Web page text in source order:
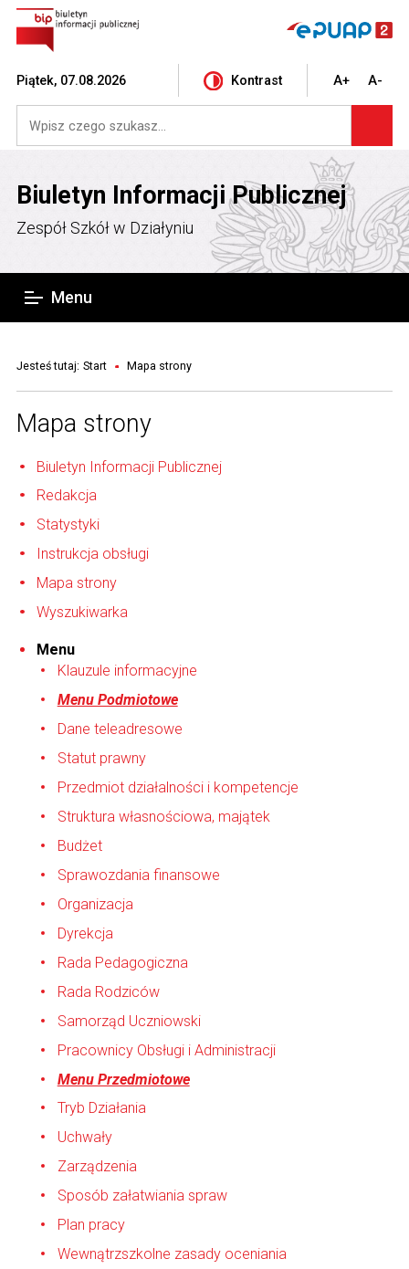
Piątek, 07.08.2026 Kontrast A+ A-
Biuletyn Informacji Publicznej
Zespół Szkół w Działyniu
Menu
Jesteś tutaj: Start Mapa strony
Mapa strony
Biuletyn Informacji Publicznej
Redakcja
Statystyki
Instrukcja obsługi
Mapa strony
Wyszukiwarka
Menu
Klauzule informacyjne
Menu Podmiotowe
Dane teleadresowe
Statut prawny
Przedmiot działalności i kompetencje
Struktura własnościowa, majątek
Budżet
Sprawozdania finansowe
Organizacja
Dyrekcja
Rada Pedagogiczna
Rada Rodziców
Samorząd Uczniowski
Pracownicy Obsługi i Administracji
Menu Przedmiotowe
Tryb Działania
Uchwały
Zarządzenia
Sposób załatwiania spraw
Plan pracy
Wewnątrzszkolne zasady oceniania